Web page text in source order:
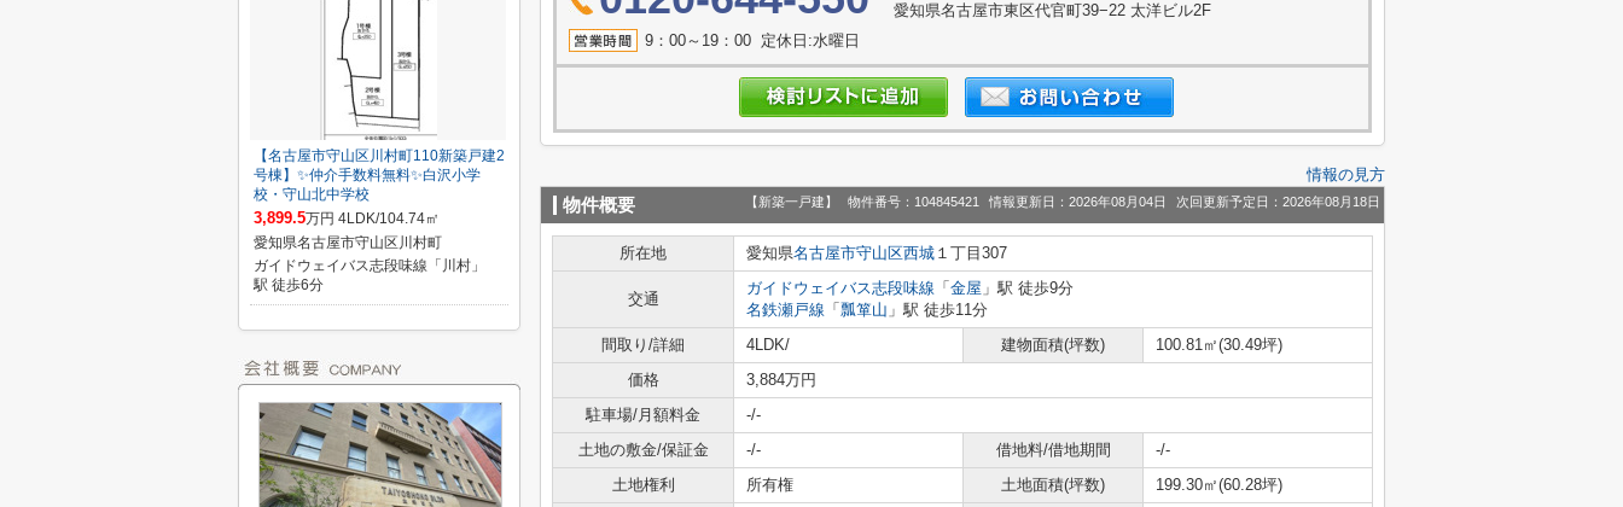
愛知県名古屋市東区代官町39−22 太洋ビル2F
9：00～19：00 定休日:水曜日
情報の見方
物件概要 【新築一戸建】 物件番号：104845421 情報更新日：2026年08月04日 次回更新予定日：2026年08月18日
所在地 愛知県名古屋市守山区西城 １丁目307
交通
ガイドウェイバス志段味線 「 金屋 」駅 徒歩9分
名鉄瀬戸線 「 瓢箪山 」駅 徒歩11分
間取り/詳細
4LDK/ 建物面積(坪数)
100.81㎡(30.49坪)
価格
3,884万円
駐車場/月額料金
-/-
土地の敷金/保証金
-/- 借地料/借地期間
-/-
土地権利
所有権 土地面積(坪数)
199.30㎡(60.28坪)
【名古屋市守山区川村町110新築戸建2
号棟】✨️仲介手数料無料✨️白沢小学
校・守山北中学校
3,899.5万円 4LDK/104.74㎡
愛知県名古屋市守山区川村町
ガイドウェイバス志段味線「川村」
駅 徒歩6分